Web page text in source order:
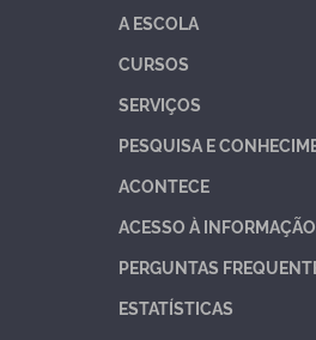
A ESCOLA
CURSOS
SERVIÇOS
PESQUISA E
ACONTECE
ACESSO À INFORMAÇÃO
PERGUNTAS
ESTATÍSTICAS